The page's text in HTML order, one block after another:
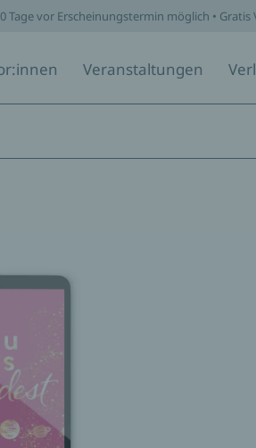
Tage vor Erscheinungstermin möglich •
Veranstaltungen